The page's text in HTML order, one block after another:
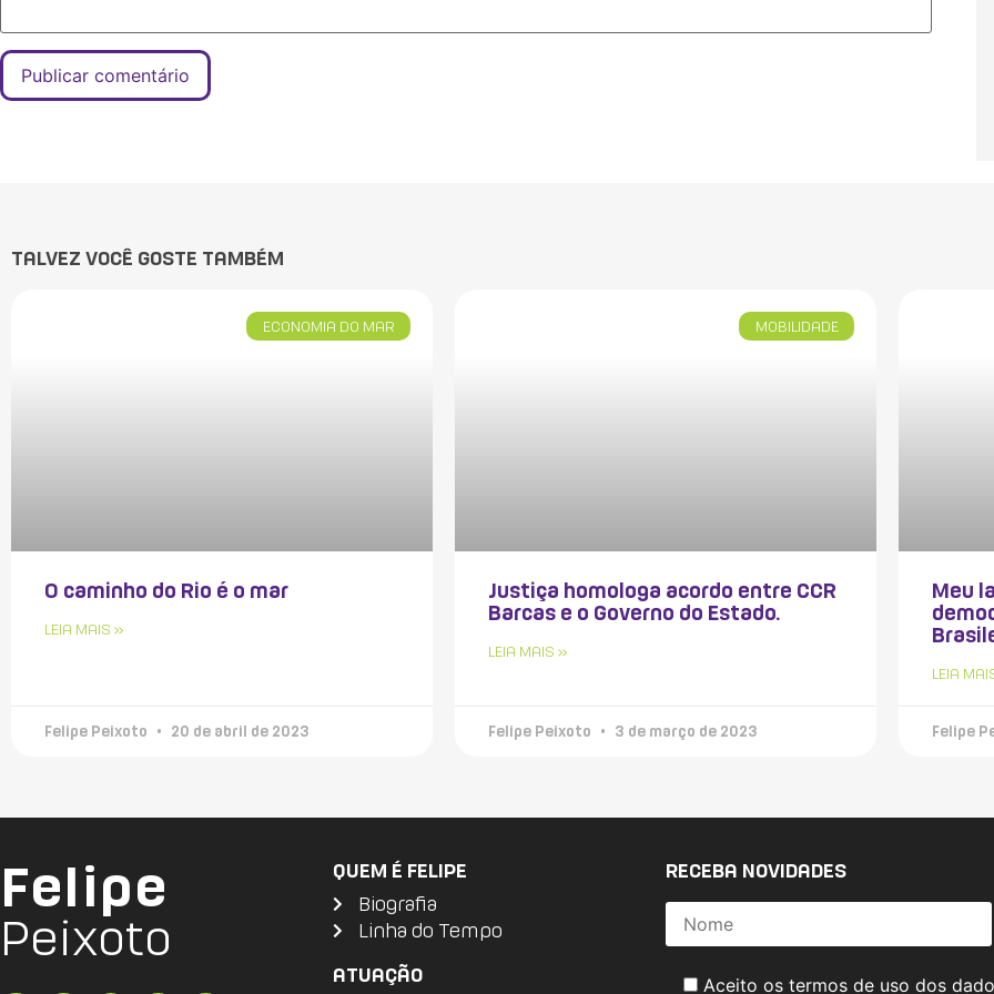
TALVEZ VOCÊ GOSTE TAMBÉM
ECONOMIA DO MAR
O caminho do Rio é o mar
LEIA MAIS »
Felipe Peixoto 20 de abril de 2023
MOBILIDADE
Justiça homologa acordo entre CCR
Barcas e o Governo do Estado.
LEIA MAIS »
Felipe Peixoto 3 de março de 2023
Meu
LEIA
Felipe
Felipe
Peixoto
QUEM É FELIPE
Biografia
Linha do Tempo
ATUAÇÃO
RECEBA NOVIDADES
Aceito os termos de uso dos